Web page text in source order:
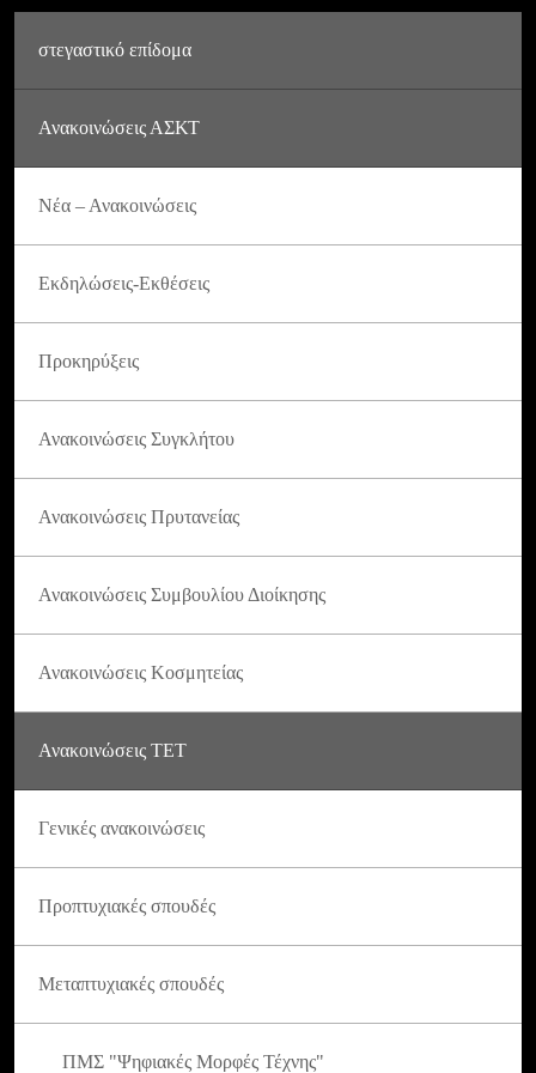
στεγαστικό επίδομα
Ανακοινώσεις ΑΣΚΤ
Νέα – Ανακοινώσεις
Εκδηλώσεις-Εκθέσεις
Προκηρύξεις
Ανακοινώσεις Συγκλήτου
Ανακοινώσεις Πρυτανείας
Ανακοινώσεις Συμβουλίου Διοίκησης
Ανακοινώσεις Κοσμητείας
Ανακοινώσεις ΤΕΤ
Γενικές ανακοινώσεις
Προπτυχιακές σπουδές
Μεταπτυχιακές σπουδές
ΠΜΣ "Ψηφιακές Μορφές Τέχνης"